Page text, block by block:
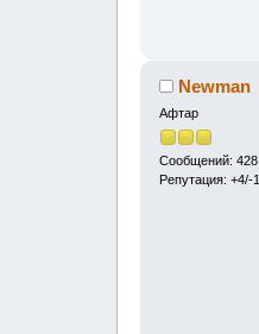
Newman
Афтар
Сообщений: 428
Репутация: +4/-1